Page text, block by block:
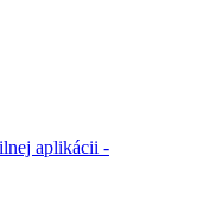
aplikácii -